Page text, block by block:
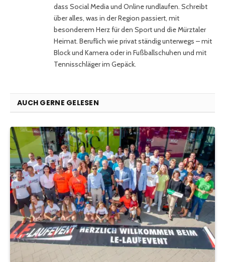
dass Social Media und Online rundlaufen. Schreibt
über alles, was in der Region passiert, mit
besonderem Herz für den Sport und die Mürztaler
Heimat. Beruflich wie privat ständig unterwegs – mit
Block und Kamera oder in Fußballschuhen und mit
Tennisschläger im Gepäck.
AUCH GERNE GELESEN